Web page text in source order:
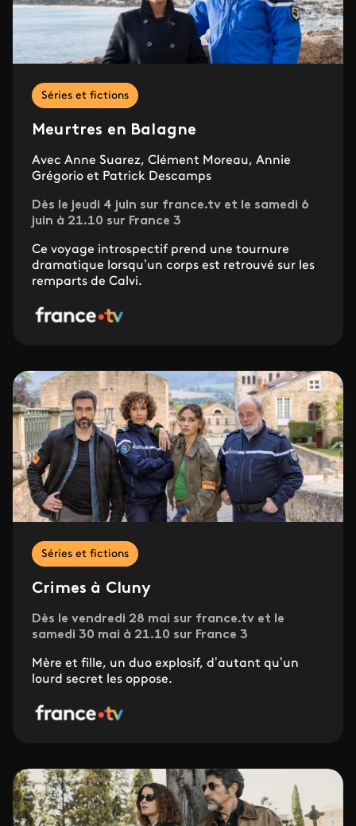
Séries et fictions
Meurtres en Balagne
Avec Anne Suarez, Clément Moreau, Annie
Grégorio et Patrick Descamps
Dès le jeudi 4 juin sur france.tv et le samedi 6
juin à 21.10 sur France 3
Ce voyage introspectif prend une tournure
dramatique lorsqu’un corps est retrouvé sur les
remparts de Calvi.
Séries et fictions
Crimes à Cluny
Dès le vendredi 28 mai sur france.tv et le
samedi 30 mai à 21.10 sur France 3
Mère et fille, un duo explosif, d’autant qu’un
lourd secret les oppose.